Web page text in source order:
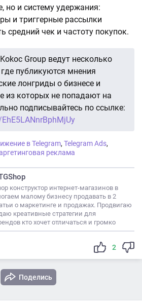
но и систему удержания:
и триггерные рассылки
средний чек и частоту покупок.
Group ведут несколько
публикуются мнения
лонгриды о бизнесе и
из которых не попадают на
подписывайтесь по ссылке:
в Telegram, Telegram Ads,
реклама
конструктор интернет-магазинов в
малому бизнесу продавать в 2
о маркетинге и продажах. Продвигаю
креативные стратегии для
кто хочет отличаться и громко
2
Поделись